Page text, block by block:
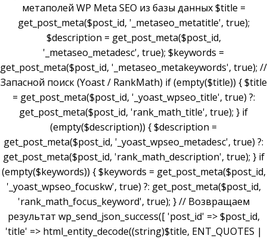
метаполей WP Meta SEO из базы данных $title =
get_post_meta($post_id, '_metaseo_metatitle', true);
$description = get_post_meta($post_id,
'_metaseo_metadesc', true); $keywords =
get_post_meta($post_id, '_metaseo_metakeywords', true); //
Запасной поиск (Yoast / RankMath) if (empty($title)) { $title
= get_post_meta($post_id, '_yoast_wpseo_title', true) ?:
get_post_meta($post_id, 'rank_math_title', true); } if
(empty($description)) { $description =
get_post_meta($post_id, '_yoast_wpseo_metadesc', true) ?:
get_post_meta($post_id, 'rank_math_description', true); } if
(empty($keywords)) { $keywords = get_post_meta($post_id,
'_yoast_wpseo_focuskw', true) ?: get_post_meta($post_id,
'rank_math_focus_keyword', true); } // Возвращаем
результат wp_send_json_success([ 'post_id' => $post_id,
'title' => html_entity_decode((string)$title, ENT_QUOTES |